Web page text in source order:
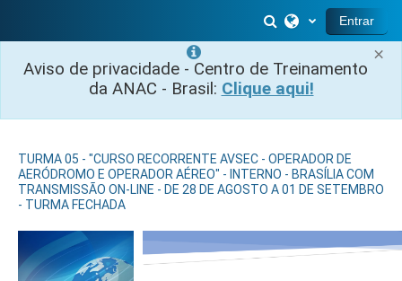
×
Aviso de privacidade - Centro de Treinamento
da ANAC - Brasil: Clique aqui!
Selector de
Entrar
TURMA 05 - "CURSO RECORRENTE AVSEC - OPERADOR DE
AERÓDROMO E OPERADOR AÉREO" - INTERNO - BRASÍLIA COM
TRANSMISSÃO ON-LINE - DE 28 DE AGOSTO A 01 DE SETEMBRO
- TURMA FECHADA